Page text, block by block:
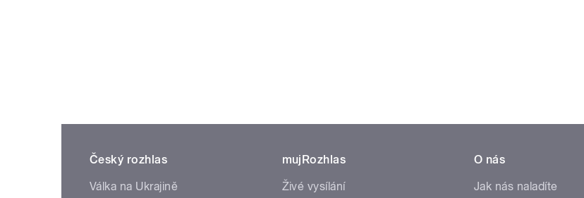
Český rozhlas
Válka na Ukrajině
mujRozhlas
Živé vysílání
O nás
Jak nás naladíte